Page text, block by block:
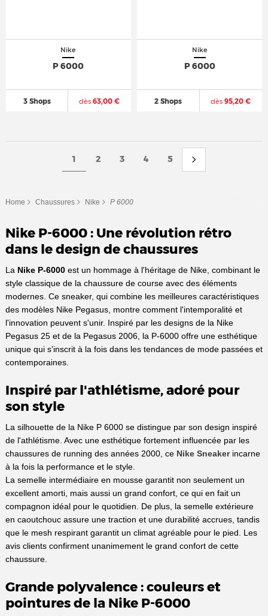
Nike
P 6000
3 Shops dès 63,00 €
Nike
P 6000
2 Shops dès 95,20 €
1 2 3 4 5
Home Chaussures Nike P 6000
Nike P-6000 : Une révolution rétro
dans le design de chaussures
La Nike P-6000est un hommage à l'héritage de Nike, combinant le
style classique de la chaussure de course avec des éléments
modernes. Ce sneaker, qui combine les meilleures caractéristiques
des modèles Nike Pegasus, montre comment l'intemporalité et
l'innovation peuvent s'unir. Inspiré par les designs de la Nike
Pegasus 25 et de la Pegasus 2006, la P-6000 offre une esthétique
unique qui s'inscrit à la fois dans les tendances de mode passées et
contemporaines.
Inspiré par l'athlétisme, adoré pour
son style
La silhouette de la Nike P 6000 se distingue par son design inspiré
de l'athlétisme. Avec une esthétique fortement influencée par les
chaussures de running des années 2000, ce Nike Sneakerincarne
à la fois la performance et le style.
La semelle intermédiaire en mousse garantit non seulement un
excellent amorti, mais aussi un grand confort, ce qui en fait un
compagnon idéal pour le quotidien. De plus, la semelle extérieure
en caoutchouc assure une traction et une durabilité accrues, tandis
que le mesh respirant garantit un climat agréable pour le pied. Les
avis clients confirment unanimement le grand confort de cette
chaussure.
Grande polyvalence : couleurs et
pointures de la Nike P-6000